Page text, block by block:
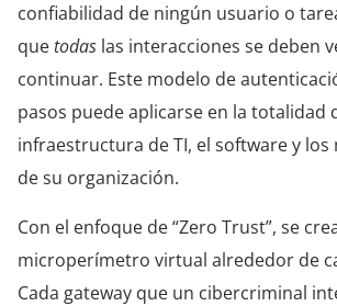
confiabilidad de ningún usuario o
quetodas las interacciones se deben
continuar. Este modelo de
pasos puede aplicarse en la totalidad
infraestructura de TI, el software y los
de su organización.
Con el enfoque de “Zero Trust”, se
microperímetro virtual alrededor de
Cada gateway que un cibercriminal